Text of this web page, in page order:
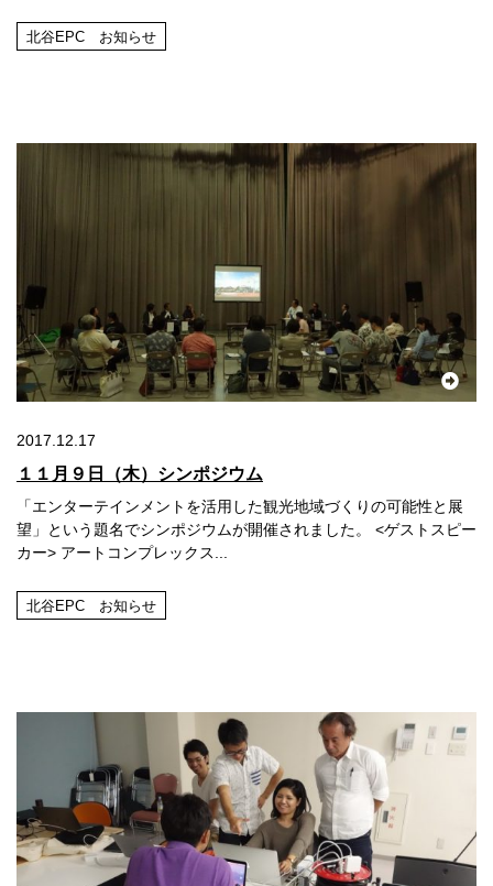
北谷EPC お知らせ
2017.12.17
１１月９日（木）シンポジウム
「エンターテインメントを活用した観光地域づくりの可能性と展
望」という題名でシンポジウムが開催されました。 <ゲストスピー
カー> アートコンプレックス...
北谷EPC お知らせ